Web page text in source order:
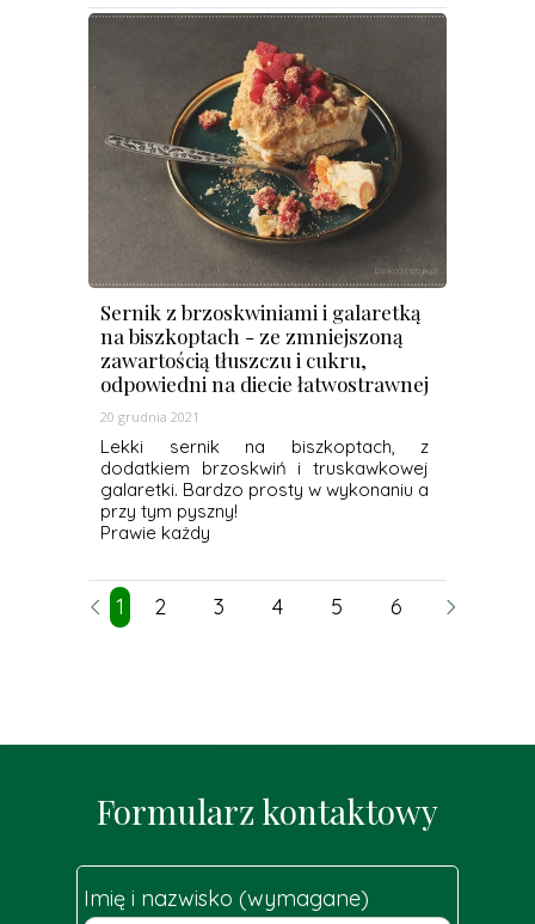
Sernik z brzoskwiniami i galaretką
na biszkoptach - ze zmniejszoną
zawartością tłuszczu i cukru,
odpowiedni na diecie łatwostrawnej
20 grudnia 2021
Lekki sernik na biszkoptach, z
dodatkiem brzoskwiń i truskawkowej
galaretki. Bardzo prosty w wykonaniu a
przy tym pyszny!
Prawie każdy
1 2 3 4 5 6 7
Formularz kontaktowy
Imię i nazwisko (wymagane)